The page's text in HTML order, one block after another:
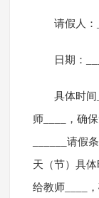
请假人：
日期：
具体时
师____，确
______请假
天（节）具
给教师____